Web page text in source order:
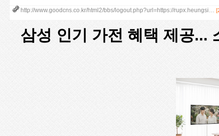
http://www.goodcns.co.kr/html2/bbs/logout.php?url=https://rupx.heungsi…
삼성 인기 가전 혜택 제공...